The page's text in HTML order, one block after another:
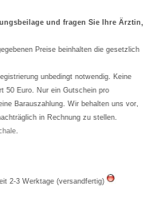
und fragen Sie Ihre Ärztin,
Preise beinhalten die gesetzlich
unbedingt notwendig. Keine
50 Euro. Nur ein Gutschein pro
Barauszahlung. Wir behalten uns vor,
in Rechnung zu stellen.
2-3 Werktage (versandfertig)